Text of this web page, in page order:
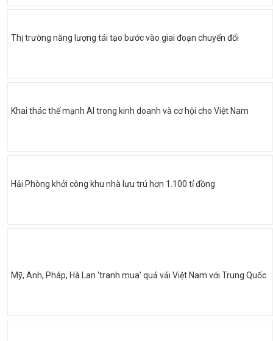
Thị trường năng lượng tái tạo bước vào giai đoạn chuyển đổi
Khai thác thế mạnh AI trong kinh doanh và cơ hội cho Việt Nam
Hải Phòng khởi công khu nhà lưu trú hơn 1.100 tỉ đồng
Mỹ, Anh, Pháp, Hà Lan 'tranh mua' quả vải Việt Nam với Trung Quốc